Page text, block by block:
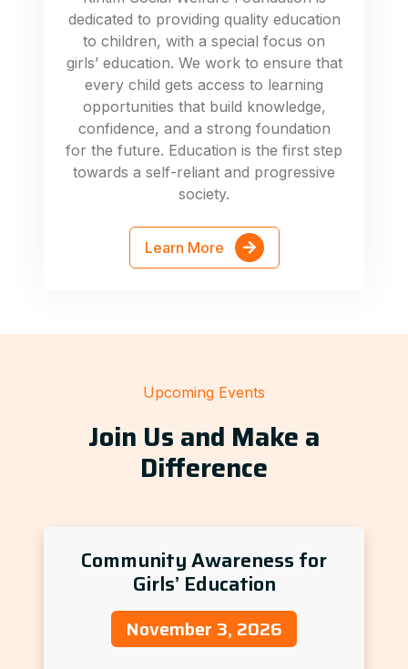
dedicated to providing quality education
to children, with a special focus on
girls’ education. We work to ensure that
every child gets access to learning
opportunities that build knowledge,
confidence, and a strong foundation
for the future. Education is the first step
towards a self-reliant and progressive
society.
Learn More
Upcoming Events
Join Us and Make a
Difference
Community Awareness for
Girls’ Education
November 3, 2026